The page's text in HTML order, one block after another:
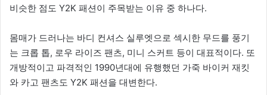
비슷한 점도 Y2K 패션이 주목받는 이유 중 하나다.
몸매가 드러나는 바디 컨셔스 실루엣으로 섹시한 무드를 풍기
는 크롭 톱, 로우 라이즈 팬츠, 미니 스커트 등이 대표적이다. 또
개방적이고 파격적인 1990년대에 유행했던 가죽 바이커 재킷
와 카고 팬츠도 Y2K 패션을 대변한다.